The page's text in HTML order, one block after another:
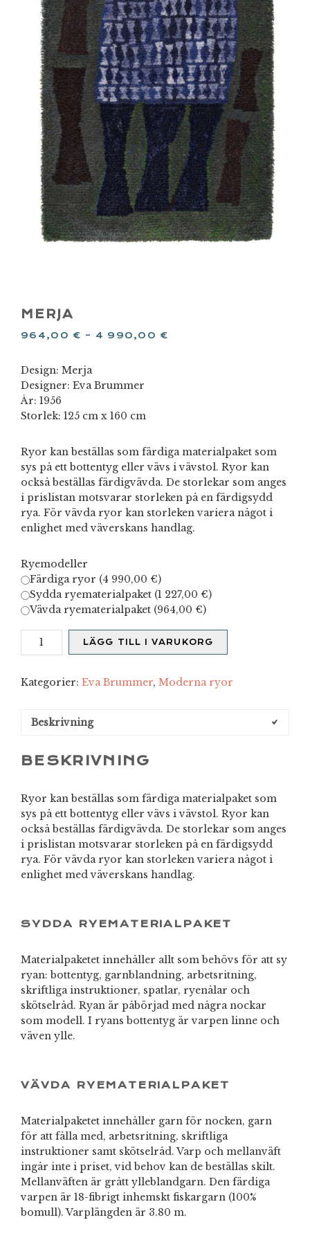
MERJA
964,00 € – 4 990,00 €
Design: Merja
Designer: Eva Brummer
År: 1956
Storlek: 125 cm x 160 cm
Ryor kan beställas som färdiga materialpaket som
sys på ett bottentyg eller vävs i vävstol. Ryor kan
också beställas färdigvävda. De storlekar som anges
i prislistan motsvarar storleken på en färdigsydd
rya. För vävda ryor kan storleken variera något i
enlighet med väverskans handlag.
Ryemodeller
Färdiga ryor (4 990,00 €)
Sydda ryematerialpaket (1 227,00 €)
Vävda ryematerialpaket (964,00 €)
Merja
mängd
LÄGG TILL I VARUKORG
Kategorier: Eva Brummer, Moderna ryor
Beskrivning
BESKRIVNING
Ryor kan beställas som färdiga materialpaket som
sys på ett bottentyg eller vävs i vävstol. Ryor kan
också beställas färdigvävda. De storlekar som anges
i prislistan motsvarar storleken på en färdigsydd
rya. För vävda ryor kan storleken variera något i
enlighet med väverskans handlag.
SYDDA RYEMATERIALPAKET
Materialpaketet innehåller allt som behövs för att sy
ryan: bottentyg, garnblandning, arbetsritning,
skriftliga instruktioner, spatlar, ryenålar och
skötselråd. Ryan är påbörjad med några nockar
som modell. I ryans bottentyg är varpen linne och
väven ylle.
VÄVDA RYEMATERIALPAKET
Materialpaketet innehåller garn för nocken, garn
för att fålla med, arbetsritning, skriftliga
instruktioner samt skötselråd. Varp och mellanväft
ingår inte i priset, vid behov kan de beställas skilt.
Mellanväften är grått ylleblandgarn. Den färdiga
varpen är 18-fibrigt inhemskt fiskargarn (100%
bomull). Varplängden är 3.80 m.